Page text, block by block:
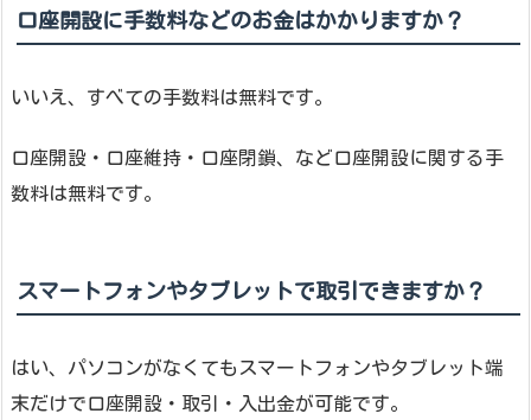
口座開設に手数料などのお金はかかりますか？
いいえ、すべての手数料は無料です。
口座開設・口座維持・口座閉鎖、など口座開設に関する手
数料は無料です。
スマートフォンやタブレットで取引できますか？
はい、パソコンがなくてもスマートフォンやタブレット端
末だけで口座開設・取引・入出金が可能です。